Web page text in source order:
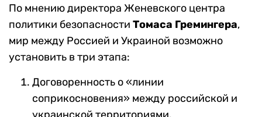
По мнению директора Женевского центра
политики безопасности Томаса Гремингера,
мир между Россией и Украиной возможно
установить в три этапа:
Договоренность о «линии
соприкосновения» между российской и